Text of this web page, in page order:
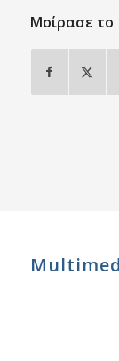
Μοίρασε το